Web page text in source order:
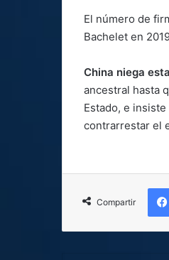
El número de
Bachelet en
China niega
ancestral hasta
Estado, e
contrarrestar el
Compartir